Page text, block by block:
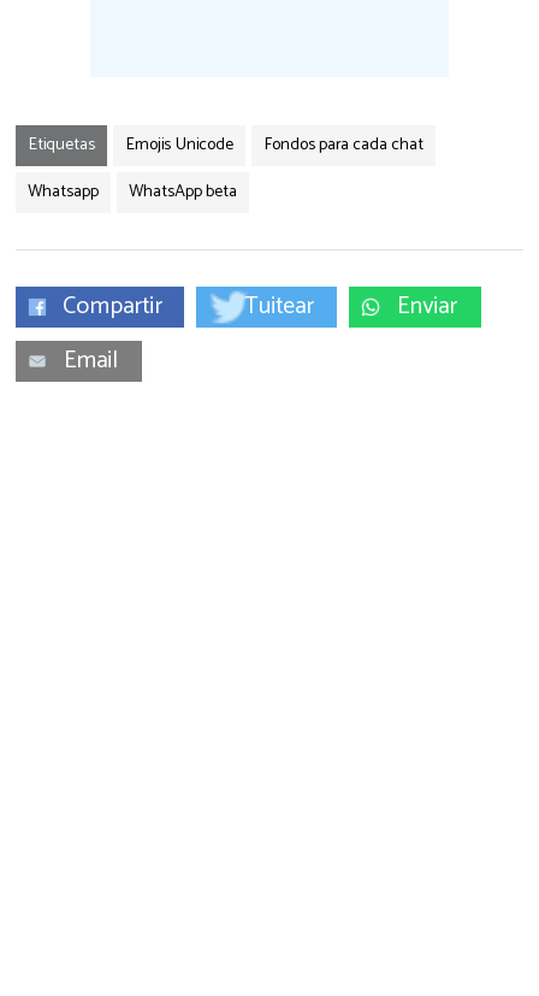
Etiquetas Emojis Unicode
Fondos para cada chat
Whatsapp
WhatsApp beta
Compartir Tuitear
Enviar
Email